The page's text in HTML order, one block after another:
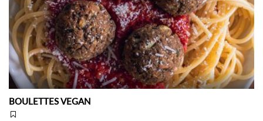
BOULETTES VEGAN